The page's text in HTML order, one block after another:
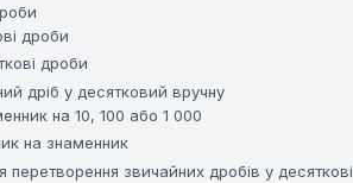
дроби
дроби
дріб у десятковий вручну
на 10, 100 або 1 000
на знаменник
перетворення звичайних дробів у десяткові